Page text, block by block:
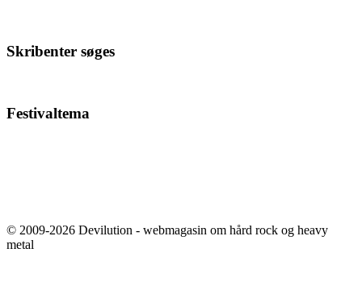
Skribenter søges
Festivaltema
© 2009-2026 Devilution - webmagasin om hård rock og heavy
metal